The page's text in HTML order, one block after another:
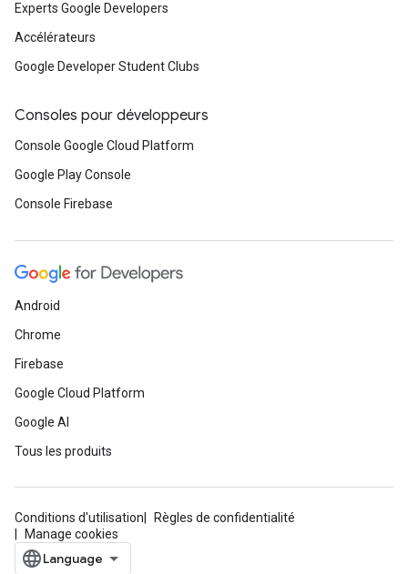
Experts Google Developers
Accélérateurs
Google Developer Student Clubs
Consoles pour développeurs
Console Google Cloud Platform
Google Play Console
Console Firebase
Android
Chrome
Firebase
Google Cloud Platform
Google AI
Tous les produits
Conditions d'utilisation
Règles de confidentialité
Manage cookies